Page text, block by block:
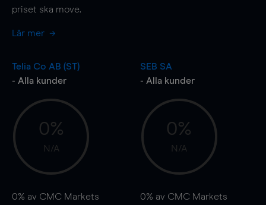
priset ska move.
Lär mer
Telia Co AB (ST)
- Alla kunder
0%
N/A
0% av CMC Markets
SEB SA
- Alla kunder
0%
N/A
0% av CMC Markets